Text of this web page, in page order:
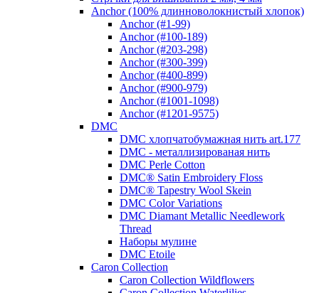
Anchor (100% длинноволокнистый хлопок)
Anchor (#1-99)
Anchor (#100-189)
Anchor (#203-298)
Anchor (#300-399)
Anchor (#400-899)
Anchor (#900-979)
Anchor (#1001-1098)
Anchor (#1201-9575)
DMC
DMC хлопчатобумажная нить art.177
DMC - металлизированая нить
DMC Perle Cotton
DMC® Satin Embroidery Floss
DMC® Tapestry Wool Skein
DMC Color Variations
DMC Diamant Metallic Needlework
Thread
Наборы мулине
DMC Etoile
Caron Collection
Caron Collection Wildflowers